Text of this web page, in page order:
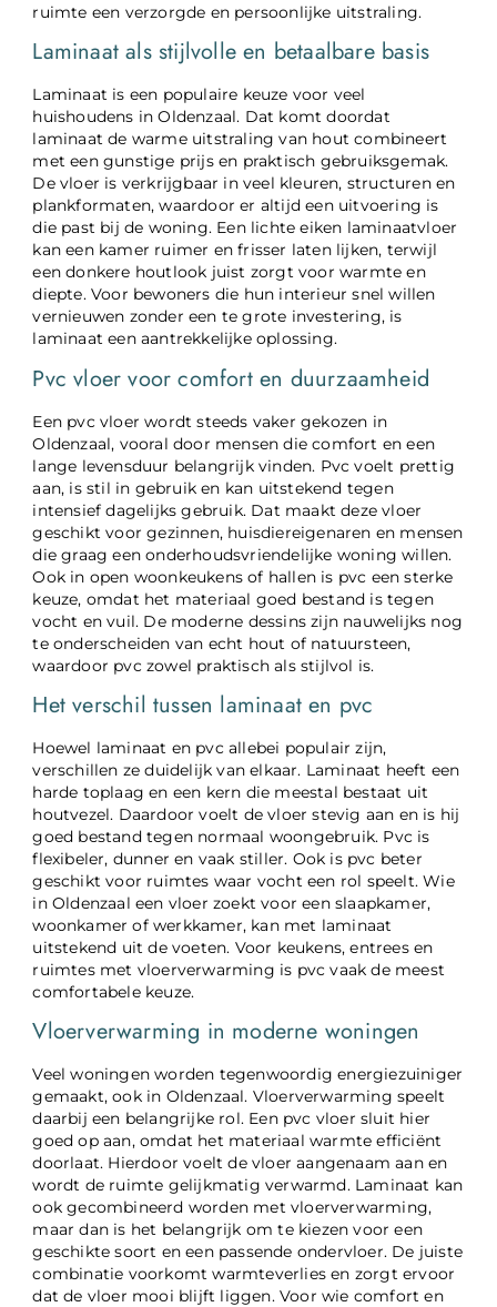
ruimte een verzorgde en persoonlijke uitstraling.
Laminaat als stijlvolle en betaalbare basis
Laminaat is een populaire keuze voor veel
huishoudens in Oldenzaal. Dat komt doordat
laminaat de warme uitstraling van hout combineert
met een gunstige prijs en praktisch gebruiksgemak.
De vloer is verkrijgbaar in veel kleuren, structuren en
plankformaten, waardoor er altijd een uitvoering is
die past bij de woning. Een lichte eiken laminaatvloer
kan een kamer ruimer en frisser laten lijken, terwijl
een donkere houtlook juist zorgt voor warmte en
diepte. Voor bewoners die hun interieur snel willen
vernieuwen zonder een te grote investering, is
laminaat een aantrekkelijke oplossing.
Pvc vloer voor comfort en duurzaamheid
Een pvc vloer wordt steeds vaker gekozen in
Oldenzaal, vooral door mensen die comfort en een
lange levensduur belangrijk vinden. Pvc voelt prettig
aan, is stil in gebruik en kan uitstekend tegen
intensief dagelijks gebruik. Dat maakt deze vloer
geschikt voor gezinnen, huisdiereigenaren en mensen
die graag een onderhoudsvriendelijke woning willen.
Ook in open woonkeukens of hallen is pvc een sterke
keuze, omdat het materiaal goed bestand is tegen
vocht en vuil. De moderne dessins zijn nauwelijks nog
te onderscheiden van echt hout of natuursteen,
waardoor pvc zowel praktisch als stijlvol is.
Het verschil tussen laminaat en pvc
Hoewel laminaat en pvc allebei populair zijn,
verschillen ze duidelijk van elkaar. Laminaat heeft een
harde toplaag en een kern die meestal bestaat uit
houtvezel. Daardoor voelt de vloer stevig aan en is hij
goed bestand tegen normaal woongebruik. Pvc is
flexibeler, dunner en vaak stiller. Ook is pvc beter
geschikt voor ruimtes waar vocht een rol speelt. Wie
in Oldenzaal een vloer zoekt voor een slaapkamer,
woonkamer of werkkamer, kan met laminaat
uitstekend uit de voeten. Voor keukens, entrees en
ruimtes met vloerverwarming is pvc vaak de meest
comfortabele keuze.
Vloerverwarming in moderne woningen
Veel woningen worden tegenwoordig energiezuiniger
gemaakt, ook in Oldenzaal. Vloerverwarming speelt
daarbij een belangrijke rol. Een pvc vloer sluit hier
goed op aan, omdat het materiaal warmte efficiënt
doorlaat. Hierdoor voelt de vloer aangenaam aan en
wordt de ruimte gelijkmatig verwarmd. Laminaat kan
ook gecombineerd worden met vloerverwarming,
maar dan is het belangrijk om te kiezen voor een
geschikte soort en een passende ondervloer. De juiste
combinatie voorkomt warmteverlies en zorgt ervoor
dat de vloer mooi blijft liggen. Voor wie comfort en